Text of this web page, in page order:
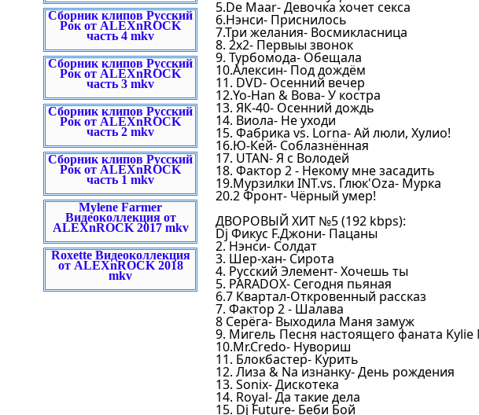
Сборник клипов Русский
Рок от ALEXnROCK
часть 4 mkv
Сборник клипов Русский
Рок от ALEXnROCK
часть 3 mkv
Сборник клипов Русский
Рок от ALEXnROCK
часть 2 mkv
Сборник клипов Русский
Рок от ALEXnROCK
часть 1 mkv
Mylene Farmer
Видеоколлекция от
ALEXnROCK 2017 mkv
Roxette Видеоколлекция
от ALEXnROCK 2018
mkv
5.De Maar- Девочка хочет секса
6.Нэнси- Приснилось
7.Три желания- Восмикласница
8. 2х2- Первыы звонок
9. Турбомода- Обещала
10.Алексин- Под дождём
11. DVD- Осенний вечер
12.Yo-Han & Вова- У костра
13. ЯК-40- Осенний дождь
14. Виола- Не уходи
15. Фабрика vs. Lorna- Ай люли, Хулио!
16.Ю-Кей- Соблазнённая
17. UTAN- Я с Володей
18. Фактор 2 - Некому мне засадить
19.Мурзилки INT.vs. Глюк'Оza- Мурка
20.2 Фронт- Чёрный умер!
ДВОРОВЫЙ ХИТ №5 (192 kbps):
Dj Фикус F.Джони- Пацаны
2. Нэнси- Солдат
3. Шер-хан- Сирота
4. Русский Элемент- Хочешь ты
5. PARADOX- Сегодня пьяная
6.7 Квартал-Откровенный рассказ
7. Фактор 2 - Шалава
8 Серёга- Выходила Маня замуж
9. Мигель Песня настоящего фаната
10.Mr.Credo- Нувориш
11. Блокбастер- Курить
12. Лиза & Na изнанку- День рождения
13. Sonix- Дискотека
14. Royal- Да такие дела
15. Dj Future- Беби Бой